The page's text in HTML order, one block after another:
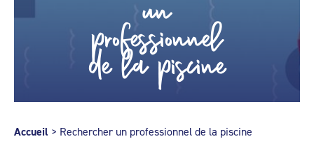
un
professionnel
de la piscine
Accueil > Rechercher un professionnel de la piscine